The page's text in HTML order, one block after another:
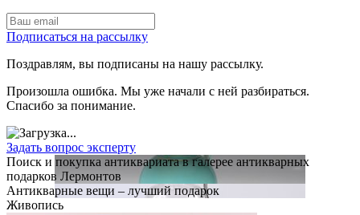
Подписаться на рассылку
Поздравлям, вы подписаны на нашу рассылку.
Произошла ошибка. Мы уже начали с ней разбираться.
Спасибо за понимание.
Задать вопрос эксперту
Поиск и покупка антиквариата в галерее антикварных
подарков Лермонтов
Антикварные вещи – лучший подарок
Живопись